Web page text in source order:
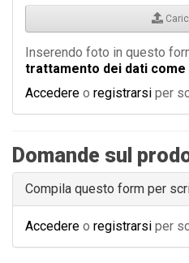
Inserendo foto in questo
trattamento dei dati
Accedere o registrarsi per
Domande sul
Compila questo form per
Accedere o registrarsi per